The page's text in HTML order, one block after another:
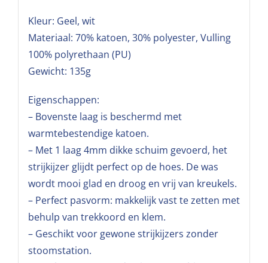
Kleur: Geel, wit
Materiaal: 70% katoen, 30% polyester, Vulling
100% polyrethaan (PU)
Gewicht: 135g
Eigenschappen:
– Bovenste laag is beschermd met
warmtebestendige katoen.
– Met 1 laag 4mm dikke schuim gevoerd, het
strijkijzer glijdt perfect op de hoes. De was
wordt mooi glad en droog en vrij van kreukels.
– Perfect pasvorm: makkelijk vast te zetten met
behulp van trekkoord en klem.
– Geschikt voor gewone strijkijzers zonder
stoomstation.